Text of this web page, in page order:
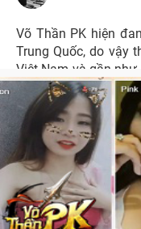
Võ Thần PK hiện
Trung Quốc, do vậy
Việt Nam và gần
này càng khiến giới